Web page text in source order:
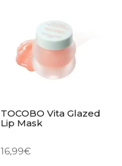
TOCOBO Vita Glazed
Lip Mask
16,99€